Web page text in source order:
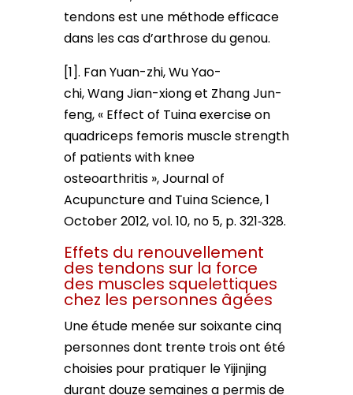
tendons est une méthode efficace
dans les cas d’arthrose du genou.
[1]. Fan Yuan-zhi, Wu Yao-
chi, Wang Jian-xiong et Zhang Jun-
feng, « Effect of Tuina exercise on
quadriceps femoris muscle strength
of patients with knee
osteoarthritis », Journal of
Acupuncture and Tuina Science, 1
October 2012, vol. 10, no 5, p. 321‑328.
Effets du renouvellement
des tendons sur la force
des muscles squelettiques
chez les personnes âgées
Une étude menée sur soixante cinq
personnes dont trente trois ont été
choisies pour pratiquer le Yijinjing
durant douze semaines a permis de